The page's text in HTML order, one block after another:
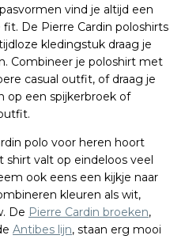
vind je altijd een
De Pierre Cardin poloshirts
kledingstuk draag je
Combineer je poloshirt met
casual outfit, of draag je
op een spijkerbroek of
polo voor heren hoort
shirt valt op eindeloos veel
ook eens een kijkje naar
kleuren als wit,
De Pierre Cardin broeken,
Antibes lijn, staan erg mooi